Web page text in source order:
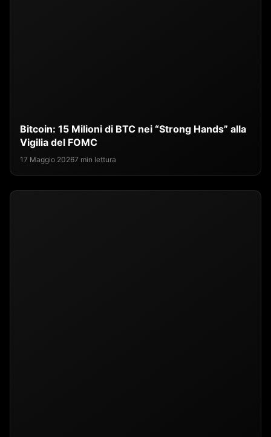
Bitcoin: 15 Milioni di BTC nei “Strong Hands” alla
Vigilia del FOMC
17 Maggio 20267 min lettura